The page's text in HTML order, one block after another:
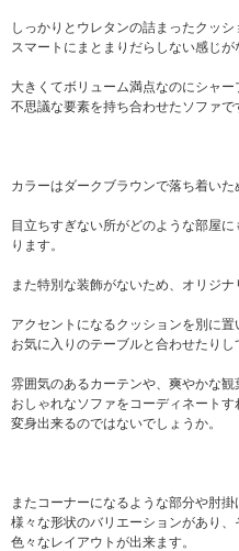
しっかりとウレタンの詰まったクッ
スマートにまとまりだらしない感じが
大きくてボリューム満点なのにシャー
不思議な要素を持ち合わせたソファで
カラーはダークブラウンで落ち着いた
目立ちすぎない所がどのような部屋
ります。
また特別な装飾がないため、オリジナ
アクセントになるクッションを別に置
お気に入りのテーブルと合わせたりし
雰囲気のあるカーテンや、爽やかな
おしゃれなソファをコーディネート
変身出来るのではないでしょうか。
またコーナーになるような部分や肘掛
様々な形状のバリエーションがあり
色々なレイアウトが出来ます。